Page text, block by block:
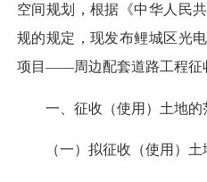
空间规划，根据《中华人民
规的规定，现发布鲤城区光
项目——周边配套道路工程征
一、征收（使用）土地的
（一）拟征收（使用）土地